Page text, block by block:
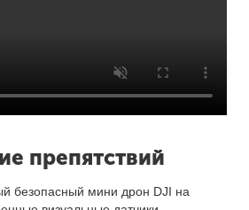
препятствий
безопасный мини дрон DJI на